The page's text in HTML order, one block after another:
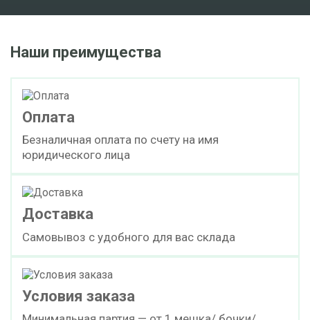
Наши преимущества
Оплата
Безналичная оплата по счету на имя
юридического лица
Доставка
Самовывоз с удобного для вас склада
Условия заказа